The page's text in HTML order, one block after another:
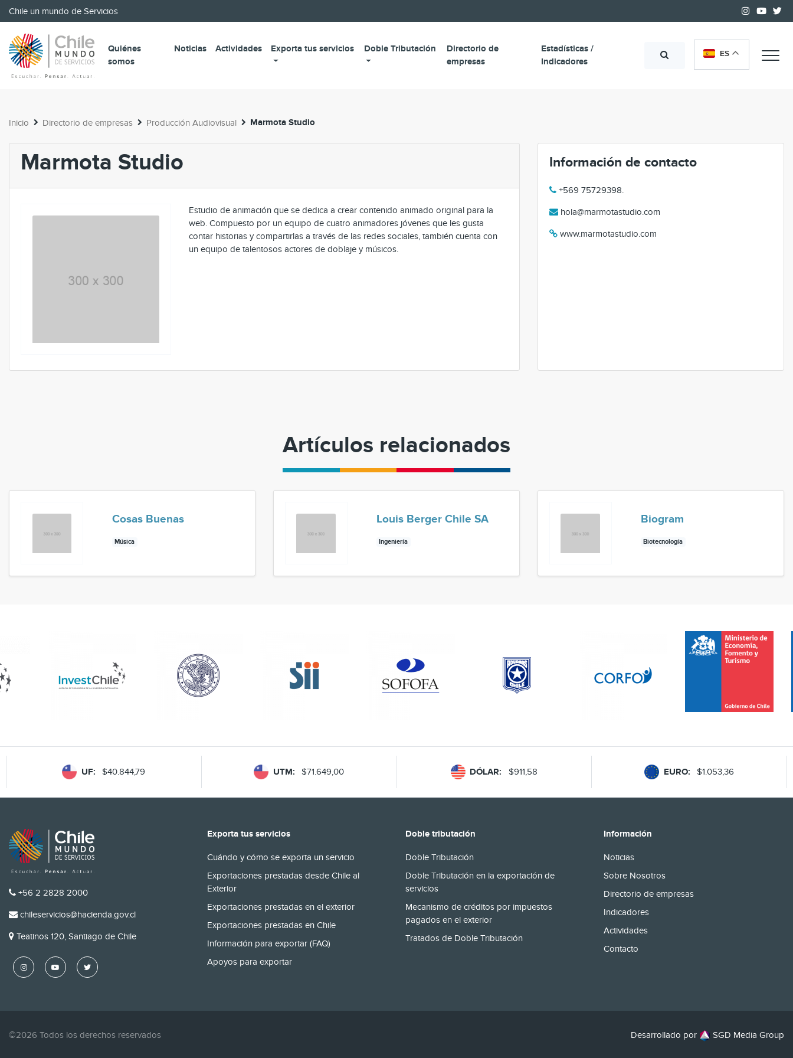
Chile un mundo de Servicios
Quiénes
somos
Noticias Actividades Exporta tus servicios Doble Tributación
Directorio de
empresas
Estadísticas /
Indicadores
ES
Inicio Directorio de empresas Producción Audiovisual Marmota Studio
Marmota Studio
Estudio de animación que se dedica a crear contenido animado original para la
web. Compuesto por un equipo de cuatro animadores jóvenes que les gusta
contar historias y compartirlas a través de las redes sociales, también cuenta con
un equipo de talentosos actores de doblaje y músicos.
Información de contacto
+569 75729398.
hola@marmotastudio.com
www.marmotastudio.com
Artículos relacionados
Cosas Buenas
Música
Louis Berger Chile SA
Ingeniería
Biogram
Biotecnología
UF: $40.844,79 UTM: $71.649,00 DÓLAR: $911,58 EURO: $1.053,36
TELÉFONO
+56 2 2828 2000
EMAIL
chileservicios@hacienda.gov.cl
DIRECCIÓN
Teatinos 120, Santiago de Chile
Exporta tus servicios
Cuándo y cómo se exporta un servicio
Exportaciones prestadas desde Chile al
Exterior
Exportaciones prestadas en el exterior
Exportaciones prestadas en Chile
Información para exportar (FAQ)
Apoyos para exportar
Doble tributación
Doble Tributación
Doble Tributación en la exportación de
servicios
Mecanismo de créditos por impuestos
pagados en el exterior
Tratados de Doble Tributación
Información
Noticias
Sobre Nosotros
Directorio de empresas
Indicadores
Actividades
Contacto
©2026 Todos los derechos reservados Desarrollado por SGD Media Group